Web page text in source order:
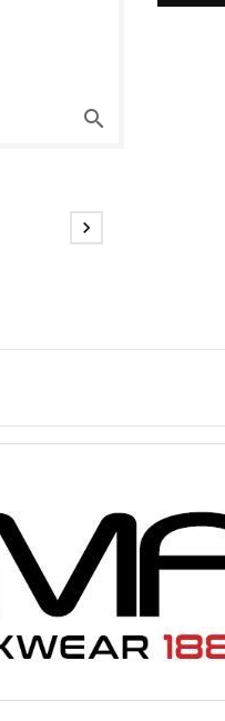
search
